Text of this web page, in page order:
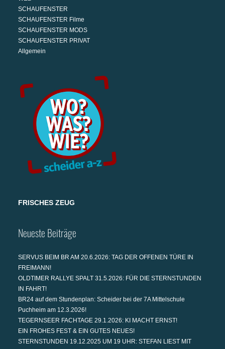
SCHAUFENSTER
SCHAUFENSTER Filme
SCHAUFENSTER MODS
SCHAUFENSTER PRIVAT
Allgemein
FRISCHES ZEUG
Neueste Beiträge
SERVUS BEIM BR AM 20.6.2026: TAG DER OFFENEN TÜRE IN
FREIMANN!
OLDTIMER RALLYE SPALT 31.5.2026: FÜR DIE STERNSTUNDEN
IN FAHRT!
BR24 auf dem Stundenplan: Scheider bei der 7A Mittelschule
Puchheim am 12.3.2026!
TEGERNSEER FACHTAGE 29.1.2026: KI MACHT ERNST!
EIN FROHES FEST & EIN GUTES NEUES!
STERNSTUNDEN 19.12.2025 UM 19 UHR: STEFAN LIEST MIT